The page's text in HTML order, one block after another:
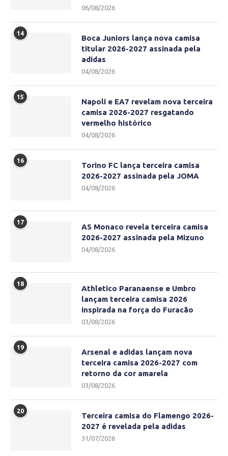
06/08/2026
14
Boca Juniors lança nova camisa
titular 2026-2027 assinada pela
adidas
04/08/2026
15
Napoli e EA7 revelam nova terceira
camisa 2026-2027 resgatando
vermelho histórico
04/08/2026
16
Torino FC lança terceira camisa
2026-2027 assinada pela JOMA
04/08/2026
17
AS Monaco revela terceira camisa
2026-2027 assinada pela Mizuno
04/08/2026
18
Athletico Paranaense e Umbro
lançam terceira camisa 2026
inspirada na força do Furacão
03/08/2026
19
Arsenal e adidas lançam nova
terceira camisa 2026-2027 com
retorno da cor amarela
03/08/2026
20
Terceira camisa do Flamengo 2026-
2027 é revelada pela adidas
31/07/2026